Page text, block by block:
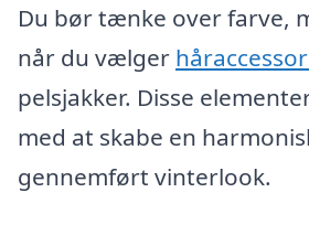
Du bør tænke over farve,
når du vælger
pelsjakker. Disse
med at skabe en
gennemført vinterlook.